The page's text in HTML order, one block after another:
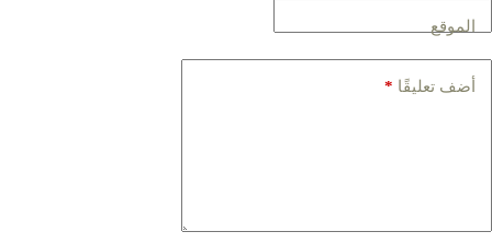
الموقع
أضف تعليقًا *